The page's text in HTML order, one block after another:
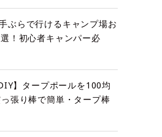
ぶらで行けるキャンプ場お
！初心者キャンパー必
】タープポールを100均
張り棒で簡単・タープ棒